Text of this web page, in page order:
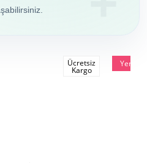
Ücretsiz
Kargo
Yeni